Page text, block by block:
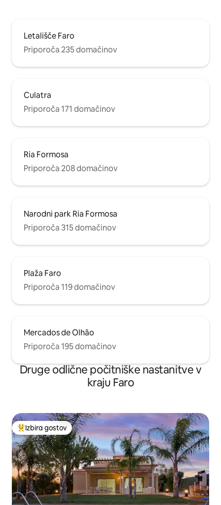
Letališče Faro
Priporoča 235 domačinov
Culatra
Priporoča 171 domačinov
Ria Formosa
Priporoča 208 domačinov
Narodni park Ria Formosa
Priporoča 315 domačinov
Plaža Faro
Priporoča 119 domačinov
Mercados de Olhão
Priporoča 195 domačinov
Druge odlične počitniške nastanitve v
kraju Faro
Najbolj priljubljena prenočišča z značko »Izbira gostov«
Izbira gostov